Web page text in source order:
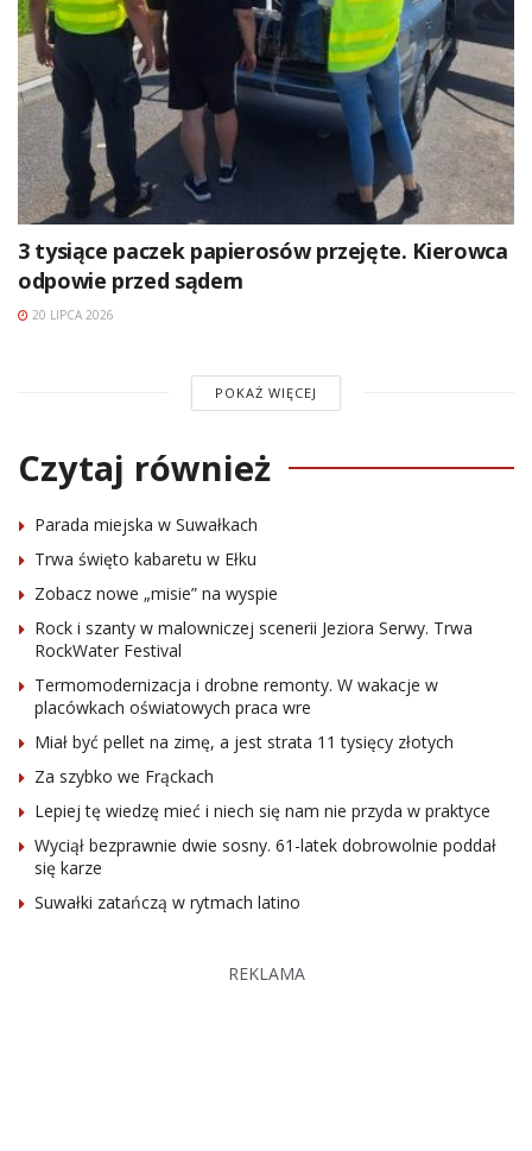
3 tysiące paczek papierosów przejęte. Kierowca
odpowie przed sądem
20 LIPCA 2026
POKAŻ WIĘCEJ
Czytaj również
Parada miejska w Suwałkach
Trwa święto kabaretu w Ełku
Zobacz nowe „misie” na wyspie
Rock i szanty w malowniczej scenerii Jeziora Serwy. Trwa
RockWater Festival
Termomodernizacja i drobne remonty. W wakacje w
placówkach oświatowych praca wre
Miał być pellet na zimę, a jest strata 11 tysięcy złotych
Za szybko we Frąckach
Lepiej tę wiedzę mieć i niech się nam nie przyda w praktyce
Wyciął bezprawnie dwie sosny. 61-latek dobrowolnie poddał
się karze
Suwałki zatańczą w rytmach latino
REKLAMA